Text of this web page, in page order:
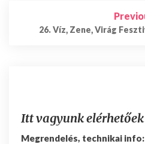
navigation
26. Víz, Zene, Virág
Itt vagyunk elérhetőek
Megrendelés, technikai info: